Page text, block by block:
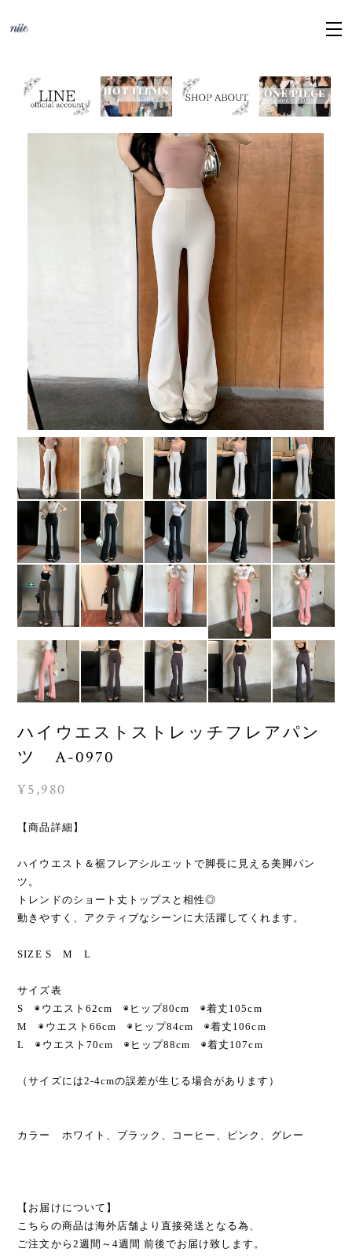
ハイウエストストレッチフレアパン
ツ A-0970
¥5,980
【商品詳細】
ハイウエスト＆裾フレアシルエットで脚長に見える美脚パン
ツ。
トレンドのショート丈トップスと相性◎
動きやすく、アクティブなシーンに大活躍してくれます。
SIZE S M L
サイズ表
S ◉ウエスト62cm ◉ヒップ80cm ◉着丈105cm
M ◉ウエスト66cm ◉ヒップ84cm ◉着丈106cm
L ◉ウエスト70cm ◉ヒップ88cm ◉着丈107cm
（サイズには2-4cmの誤差が生じる場合があります）
カラー ホワイト、ブラック、コーヒー、ピンク、グレー
【お届けについて】
こちらの商品は海外店舗より直接発送となる為、
ご注文から2週間～4週間 前後でお届け致します。